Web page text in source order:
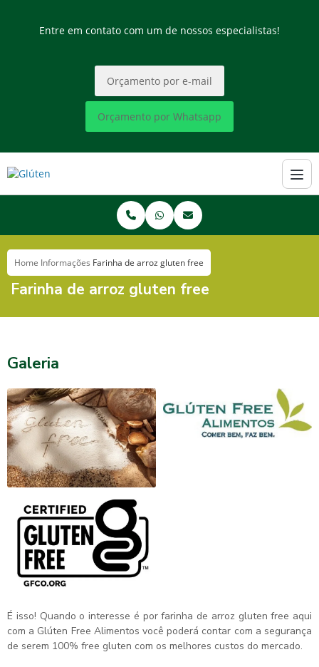
Entre em contato com um de nossos especialistas!
Orçamento por e-mail
Orçamento por Whatsapp
Home Informações Farinha de arroz gluten free
Farinha de arroz gluten free
Galeria
É isso! Quando o interesse é porfarinha de arroz gluten free aqui
com a Glúten Free Alimentos você poderá contar com a segurança
de serem 100% free gluten com os melhores custos do mercado.